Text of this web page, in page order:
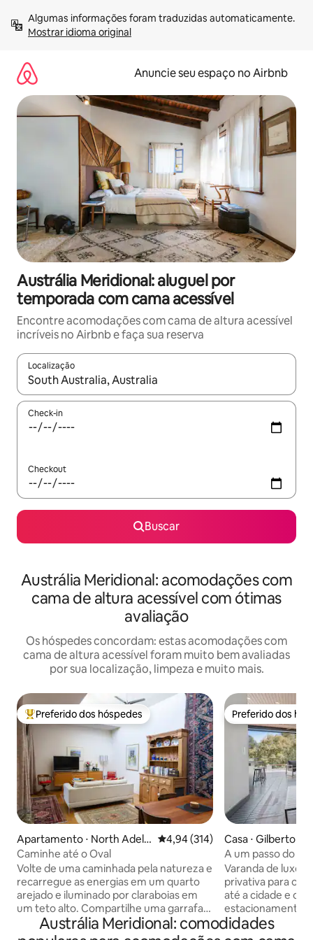
para
Mostrar idioma original
Anuncie seu espaço no Airbnb
Austrália Meridional: aluguel por
temporada com cama acessível
Encontre acomodações com cama de altura acessível
incríveis no Airbnb e faça sua reserva
Localização
Quando os resultados estiverem disponíveis, explore-os
Check-in
Checkout
Buscar
Austrália Meridional: acomodações com
cama de altura acessível com ótimas
avaliação
Os hóspedes concordam: estas acomodações com
cama de altura acessível foram muito bem avaliadas
por sua localização, limpeza e muito mais.
Entre os melhores preferidos dos hóspedes
Preferido dos hóspedes
Apartamento ⋅ North Adelai
de
4,94 de uma avaliação média de
4,94 (314)
Caminhe até o Oval
Volte de uma caminhada pela natureza e
recarregue as energias em um quarto
arejado e iluminado por claraboias em
um teto alto. Compartilhe uma garrafa
de vinho em um pátio privado à noite.
Siga um corredor repleto de obras de
Preferido dos
Preferido dos
Casa ⋅ Gilberton
A um passo do
CBD|Oásis de
Varanda de luxo
privativa para o
até a cidade e o
estacionamento
6 pessoas Bem-vindo ao seu lar perfeito
longe de casa —
Austrália Meridional: comodidades